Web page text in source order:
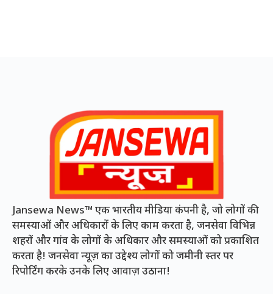
Jansewa News™ एक भारतीय मीडिया कंपनी है, जो लोगों की
समस्याओं और अधिकारों के लिए काम करता है, जनसेवा विभिन्न
शहरों और गांव के लोगों के अधिकार और समस्याओं को प्रकाशित
करता है! जनसेवा न्यूज़ का उद्देश्य लोगों को जमीनी स्तर पर
रिपोर्टिंग करके उनके लिए आवाज़ उठाना!